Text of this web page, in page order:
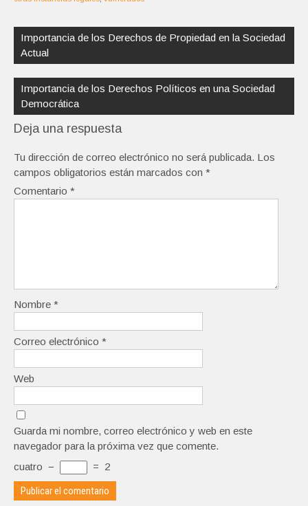
de
entradas
Importancia de los Derechos de Propiedad en la Sociedad
Actual
Importancia de los Derechos Políticos en una Sociedad
Democrática
Deja una respuesta
Tu dirección de correo electrónico no será publicada. Los
campos obligatorios están marcados con *
Comentario *
Nombre *
Correo electrónico *
Web
Guarda mi nombre, correo electrónico y web en este
navegador para la próxima vez que comente.
cuatro − = 2